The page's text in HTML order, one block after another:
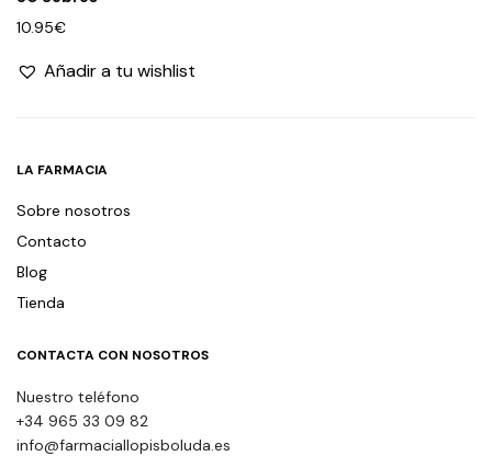
10.95€
Añadir a tu wishlist
LA FARMACIA
Sobre nosotros
Contacto
Blog
Tienda
CONTACTA CON NOSOTROS
Nuestro teléfono
+34 965 33 09 82
info@farmaciallopisboluda.es